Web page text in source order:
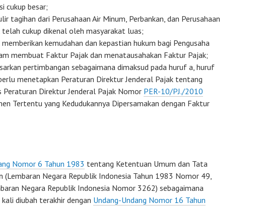
cukup besar;
tagihan dari Perusahaan Air Minum, Perbankan, dan Perusahaan
cukup dikenal oleh masyarakat luas;
kemudahan dan kepastian hukum bagi Pengusaha
membuat Faktur Pajak dan menatausahakan Faktur Pajak;
pertimbangan sebagaimana dimaksud pada huruf a, huruf
menetapkan Peraturan Direktur Jenderal Pajak tentang
Peraturan Direktur Jenderal Pajak Nomor PER-10/PJ./2010
Tertentu yang Kedudukannya Dipersamakan dengan Faktur
Nomor 6 Tahun 1983 tentang Ketentuan Umum dan Tata
(Lembaran Negara Republik Indonesia Tahun 1983 Nomor 49,
Negara Republik Indonesia Nomor 3262) sebagaimana
diubah terakhir dengan Undang-Undang Nomor 16 Tahun